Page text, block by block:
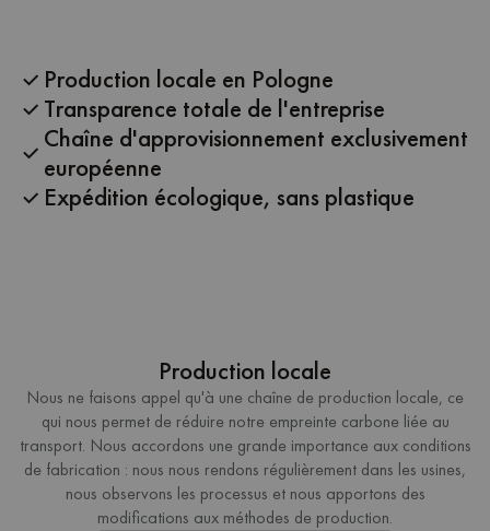
Production locale en Pologne
Transparence totale de l'entreprise
Chaîne d'approvisionnement exclusivement
européenne
Expédition écologique, sans plastique
Production locale
Nous ne faisons appel qu'à une chaîne de production locale, ce
qui nous permet de réduire notre empreinte carbone liée au
transport. Nous accordons une grande importance aux conditions
de fabrication : nous nous rendons régulièrement dans les usines,
nous observons les processus et nous apportons des
modifications aux méthodes de production.